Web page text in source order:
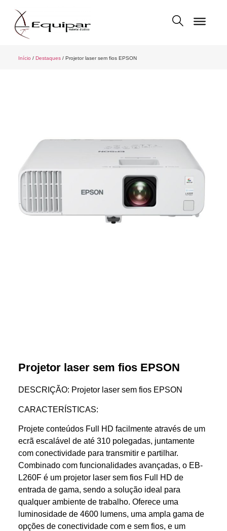
Início / Destaques/ Projetor laser sem fios EPSON
Projetor laser sem fios EPSON
DESCRIÇÃO: Projetor laser sem fios EPSON
CARACTERÍSTICAS:
Projete conteúdos Full HD facilmente através de um
ecrã escalável de até 310 polegadas, juntamente
com conectividade para transmitir e partilhar.
Combinado com funcionalidades avançadas, o EB-
L260F é um projetor laser sem fios Full HD de
entrada de gama, sendo a solução ideal para
qualquer ambiente de trabalho. Oferece uma
luminosidade de 4600 lumens, uma ampla gama de
opções de conectividade com e sem fios, e um